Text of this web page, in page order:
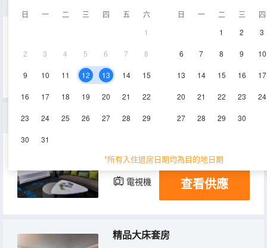
日 一 二 三 四 五
六
1
2 3 4 5 6 7 8
9 10 11 12 13 14 15
16 17 18 19 20 21 22
23 24 25 26 27 28 29
30 31
日 一 二 三
四
1
2 3
6 7 8 9 10
13 14 15 16 17
20 21 22 23 24
27 28 29 30
*所有入住退房日期均為目的地日期
空調
精品雙床套房
55㎡ 9-15層 空調
電視機 冰箱
查看供應
精品大床套房